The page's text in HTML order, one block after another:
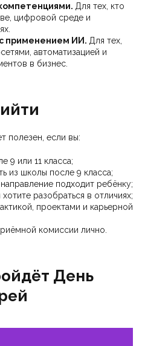
Для тех, кто
цифровой среде и
применением ИИ. Для тех,
автоматизацией и
в бизнес.
полезен, если вы:
9 или 11 класса;
из школы после 9 класса;
подходит ребёнку;
разобраться в отличиях;
проектами и карьерной
комиссии лично.
День